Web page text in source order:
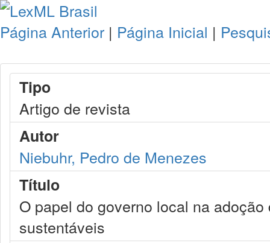
Página Anterior | Página Inicial |
Tipo
Artigo de revista
Autor
Niebuhr, Pedro de Menezes
Título
O papel do governo local na
sustentáveis